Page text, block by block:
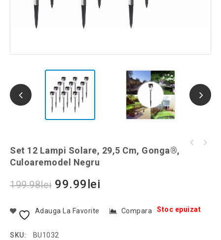
Set 12 Lampi Solare, 29,5 Cm, Gonga®,
Culoaremodel Negru
199.98lei 99.99 lei
Stoc epuizat
Adauga La Favorite Compara
SKU:
BU1032